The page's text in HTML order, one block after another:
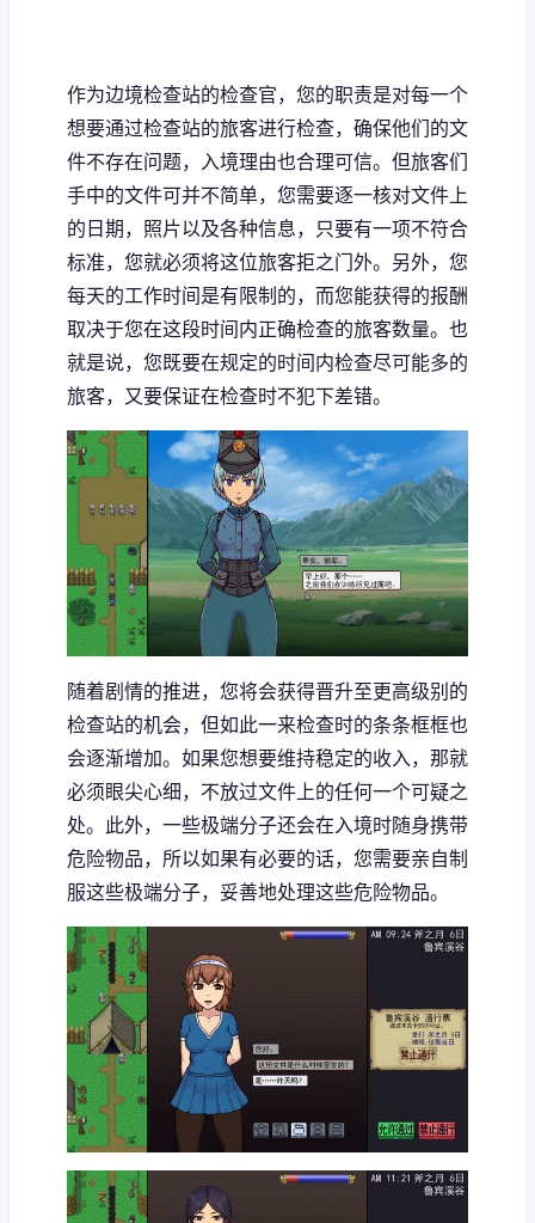
作为边境检查站的检查官，您的职责是对每一个
想要通过检查站的旅客进行检查，确保他们的文
件不存在问题，入境理由也合理可信。但旅客们
手中的文件可并不简单，您需要逐一核对文件上
的日期，照片以及各种信息，只要有一项不符合
标准，您就必须将这位旅客拒之门外。另外，您
每天的工作时间是有限制的，而您能获得的报酬
取决于您在这段时间内正确检查的旅客数量。也
就是说，您既要在规定的时间内检查尽可能多的
旅客，又要保证在检查时不犯下差错。
随着剧情的推进，您将会获得晋升至更高级别的
检查站的机会，但如此一来检查时的条条框框也
会逐渐增加。如果您想要维持稳定的收入，那就
必须眼尖心细，不放过文件上的任何一个可疑之
处。此外，一些极端分子还会在入境时随身携带
危险物品，所以如果有必要的话，您需要亲自制
服这些极端分子，妥善地处理这些危险物品。